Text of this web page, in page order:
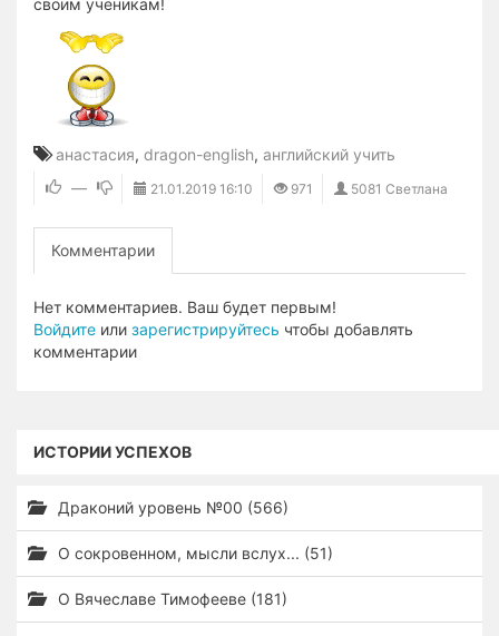
своим ученикам!
анастасия, dragon-english, английский учить
—
21.01.2019 16:10 971 5081 Светлана
Комментарии
Нет комментариев. Ваш будет первым!
Войдите или зарегистрируйтесь чтобы добавлять
комментарии
ИСТОРИИ УСПЕХОВ
Драконий уровень №00 (566)
О сокровенном, мысли вслух... (51)
О Вячеславе Тимофееве (181)